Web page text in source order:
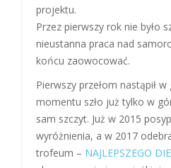
projektu.
Przez pierwszy rok nie było
nieustanna praca nad
końcu zaowocować.
Pierwszy przełom nastąpił
momentu szło już tylko w
sam szczyt. Już w 2015
wyróżnienia, a w 2️0️1️7️
trofeum – NAJLEPSZEGO